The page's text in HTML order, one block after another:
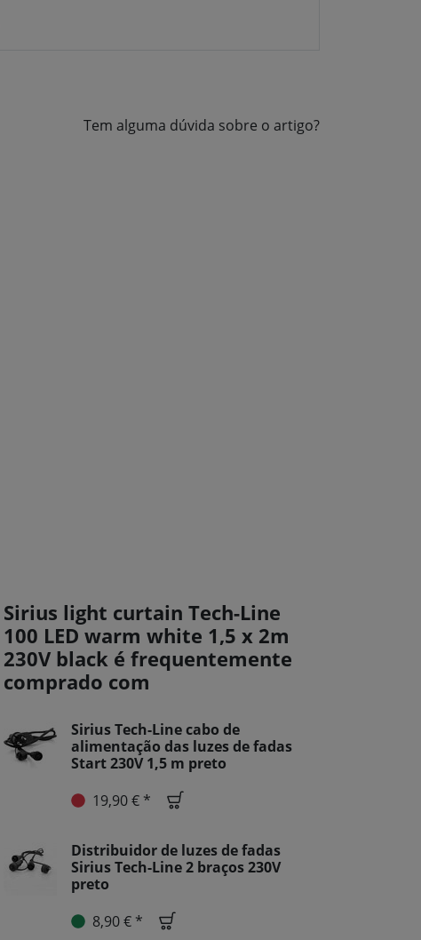
Tem alguma dúvida sobre o artigo?
Sirius light curtain Tech-Line
100 LED warm white 1,5 x 2m
230V black é frequentemente
comprado com
Sirius Tech-Line cabo de
alimentação das luzes de fadas
Start 230V 1,5 m preto
19,90 € *
Distribuidor de luzes de fadas
Sirius Tech-Line 2 braços 230V
preto
8,90 € *